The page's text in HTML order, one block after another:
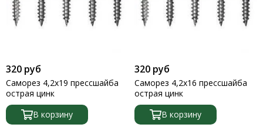
Шпильки резьбовые
Шплинты
320 руб
Саморез 4,2х19 прессшайба
острая цинк
В корзину
320 руб
Саморез 4,2х16 прессшайба
острая цинк
В корзину